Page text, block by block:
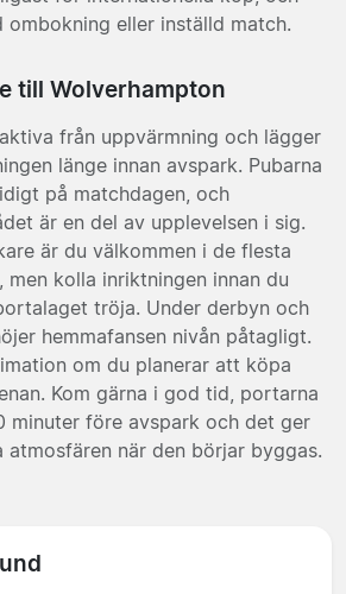
ombokning eller inställd match.
till Wolverhampton
från uppvärmning och lägger
länge innan avspark. Pubarna
på matchdagen, och
är en del av upplevelsen i sig.
är du välkommen i de flesta
men kolla inriktningen innan du
tröja. Under derbyn och
hemmafansen nivån påtagligt.
om du planerar att köpa
Kom gärna i god tid, portarna
minuter före avspark och det ger
när den börjar byggas.